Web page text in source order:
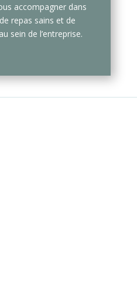
accompagner dans
repas sains et de
sein de l’entreprise.